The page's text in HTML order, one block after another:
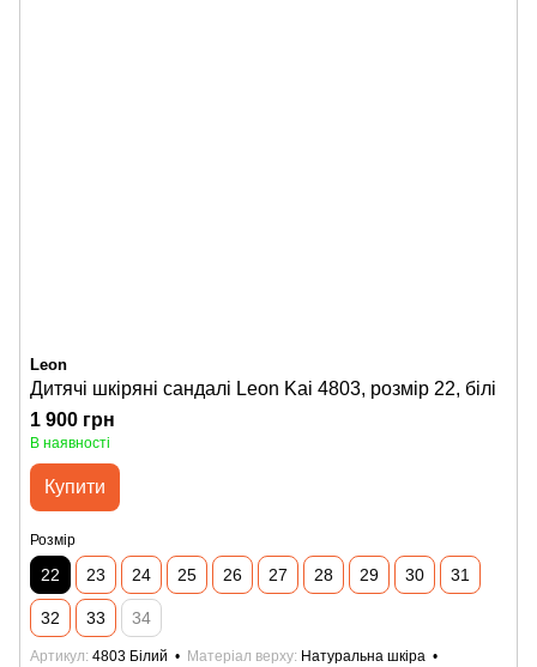
Leon
Дитячі шкіряні сандалі Leon Kai 4803, розмір 22, білі
1 900 грн
В наявності
Купити
Розмір
22 23 24 25 26 27 28 29 30 31
32 33 34
Артикул 4803 Білий Матеріал верху Натуральна шкіра